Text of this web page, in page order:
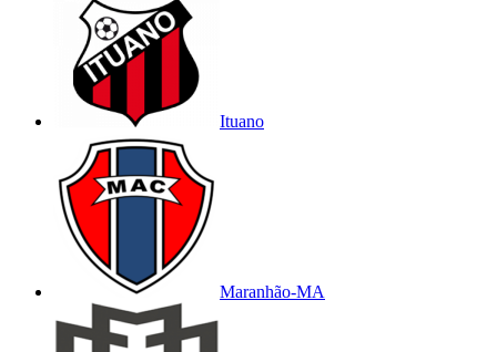
Ituano
Maranhão-MA